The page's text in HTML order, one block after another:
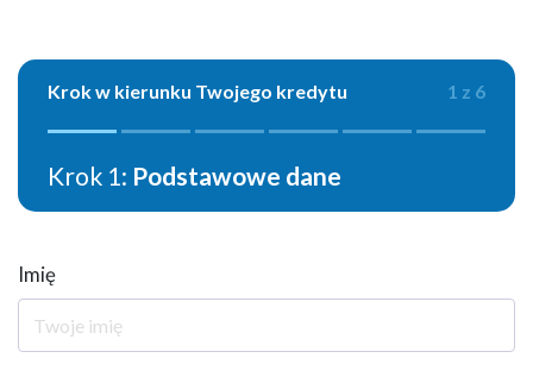
Krok w kierunku Twojego kredytu 1 z 6
Krok 1: Podstawowe dane
Imię